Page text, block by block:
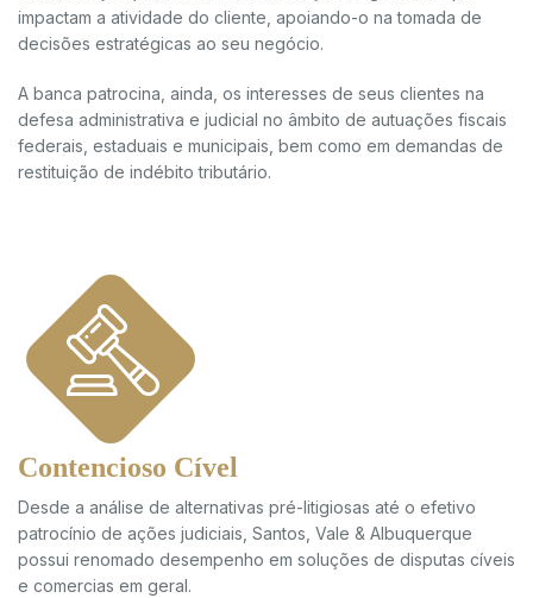
impactam a atividade do cliente, apoiando-o na tomada de
decisões estratégicas ao seu negócio.
A banca patrocina, ainda, os interesses de seus clientes na
defesa administrativa e judicial no âmbito de autuações fiscais
federais, estaduais e municipais, bem como em demandas de
restituição de indébito tributário.
Contencioso Cível
Desde a análise de alternativas pré-litigiosas até o efetivo
patrocínio de ações judiciais, Santos, Vale & Albuquerque
possui renomado desempenho em soluções de disputas cíveis
e comercias em geral.